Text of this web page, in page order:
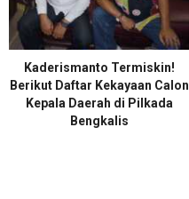
Kaderismanto Termiskin!
Berikut Daftar Kekayaan Calon
Kepala Daerah di Pilkada
Bengkalis